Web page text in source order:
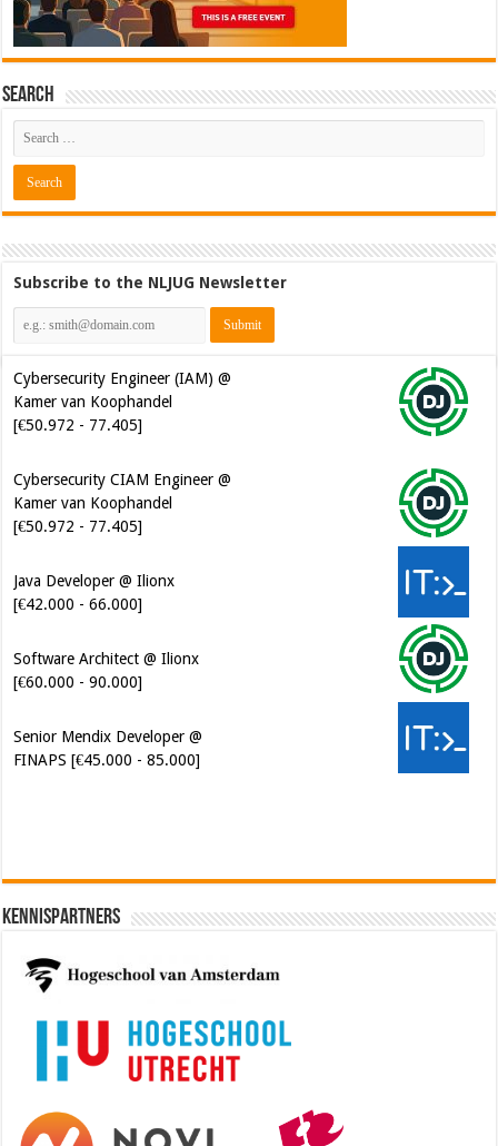
Search
Subscribe to the NLJUG Newsletter
Cybersecurity Engineer (IAM) @
Kamer van Koophandel
[€50.972 - 77.405]
Cybersecurity CIAM Engineer @
Kamer van Koophandel
[€50.972 - 77.405]
Java Developer @ Ilionx
[€42.000 - 66.000]
[€60.000 - 90.000]
FINAPS [€45.000 - 85.000]
Kennispartners